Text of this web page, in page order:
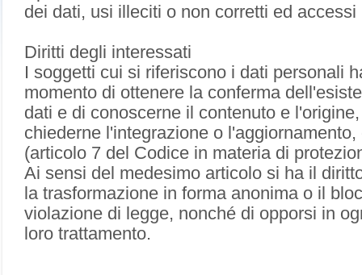
dei dati, usi illeciti o non corretti ed
Diritti degli interessati
I soggetti cui si riferiscono i dati personali
momento di ottenere la conferma
dati e di conoscerne il contenuto e
chiederne l'integrazione o
(articolo 7 del Codice in materia di
Ai sensi del medesimo articolo si ha il
la trasformazione in forma anonima o il
violazione di legge, nonché di opporsi in
loro trattamento.